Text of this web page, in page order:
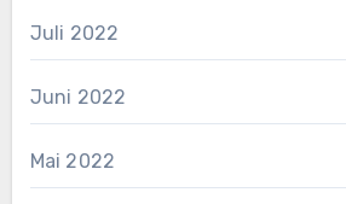
Juli 2022
Juni 2022
Mai 2022